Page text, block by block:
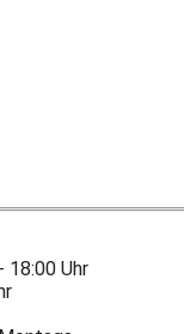
18:00 Uhr